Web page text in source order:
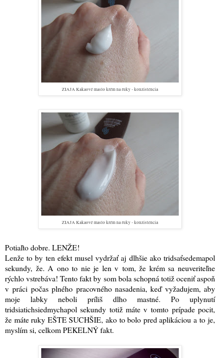
ZIAJA Kakaové maslo krém na ruky - konzistencia
ZIAJA Kakaové maslo krém na ruky - konzistencia
Potiaľto dobre. LENŽE!
Lenže to by ten efekt musel vydržať aj dlhšie ako tridsaťsedemapol
sekundy, že. A ono to nie je len v tom, že krém sa neuveriteľne
rýchlo vstrebáva! Tento fakt by som bola schopná totiž oceniť aspoň
v práci počas plného pracovného nasadenia, keď vyžadujem, aby
moje labky neboli príliš dlho mastné. Po uplynutí
tridsiatichsiedmychapol sekundy totiž máte v tomto prípade pocit,
že máte ruky EŠTE SUCHŠIE, ako to bolo pred aplikáciou a to je,
myslím si, celkom PEKELNÝ fakt.